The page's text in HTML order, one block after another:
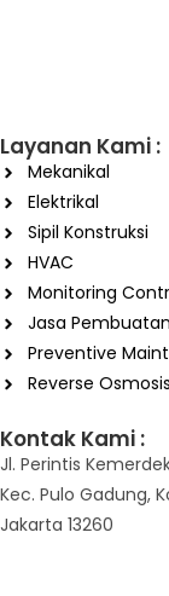
Layanan Kami :
Mekanikal
Elektrikal
Sipil Konstruksi
HVAC
Monitoring
Jasa
Preventive
Reverse
Kontak Kami :
Jl. Perintis
Kec. Pulo Gadung,
Jakarta 13260